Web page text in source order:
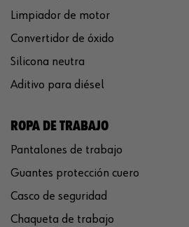
Limpiador de motor
Convertidor de óxido
Silicona neutra
Aditivo para diésel
ROPA DE TRABAJO
Pantalones de trabajo
Guantes protección cuero
Casco de seguridad
Chaqueta de trabajo